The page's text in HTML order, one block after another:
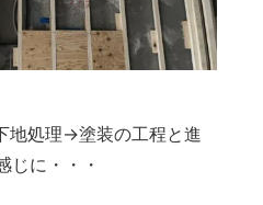
処理→塗装の工程と進
じに・・・